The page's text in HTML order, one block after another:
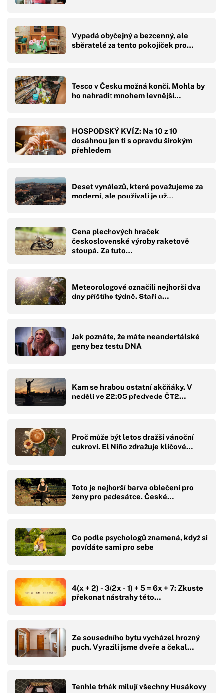
Vypadá obyčejný a bezcenný, ale
sběratelé za tento pokojíček pro…
Tesco v Česku možná končí. Mohla by
ho nahradit mnohem levnější…
HOSPODSKÝ KVÍZ: Na 10 z 10
dosáhnou jen ti s opravdu širokým
přehledem
Deset vynálezů, které považujeme za
moderní, ale používali je už…
Cena plechových hraček
československé výroby raketově
stoupá. Za tuto…
Meteorologové označili nejhorší dva
dny příštího týdně. Staří a…
Jak poznáte, že máte neandertálské
geny bez testu DNA
Kam se hrabou ostatní akčňáky. V
neděli ve 22:05 předvede ČT2…
Proč může být letos dražší vánoční
cukroví. El Niño zdražuje klíčové…
Toto je nejhorší barva oblečení pro
ženy pro padesátce. České…
Co podle psychologů znamená, když si
povídáte sami pro sebe
4(x + 2) - 3(2x - 1) + 5 = 6x + 7: Zkuste
překonat nástrahy této…
Ze sousedního bytu vycházel hrozný
puch. Vyrazili jsme dveře a čekal…
Tenhle trhák milují všechny Husákovy